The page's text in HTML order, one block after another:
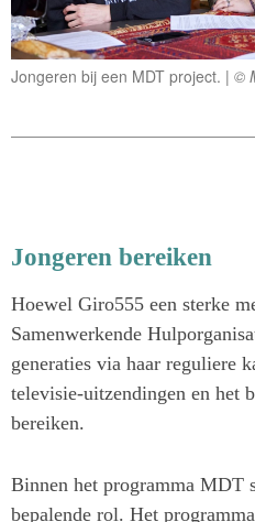
Jongeren bij een MDT project. ©
Jongeren bereiken
Hoewel Giro555 een sterke
Samenwerkende
generaties via haar reguliere
televisie-uitzendingen en het
bereiken.
Binnen het programma MDT
bepalende rol. Het